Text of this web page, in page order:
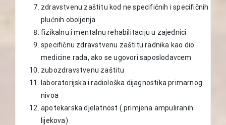
zdravstvenu zaštitu kod ne specifičnih i specifičnih
plućnih oboljenja
fizikalnu i mentalnu rehabilitaciju u zajednici
specifičnu zdravstvenu zaštitu radnika kao dio
medicine rada, ako se ugovori saposlodavcem
zubozdravstvenu zaštitu
laboratorijska i radiološka dijagnostika primarnog
nivoa
apotekarska djelatnost ( primjena ampuliranih
lijekova)